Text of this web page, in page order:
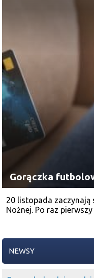
Gorączka
20 listopada zaczynają
Nożnej. Po raz
NEWSY